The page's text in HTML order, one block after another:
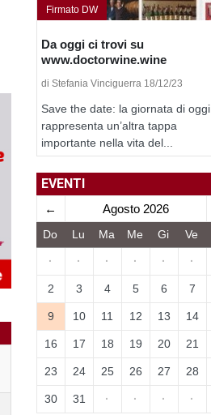
Firmato DW
Da oggi ci trovi su
www.doctorwine.wine
di Stefania Vinciguerra 18/12/23
Save the date: la giornata di oggi
rappresenta un’altra tappa
importante nella vita del...
EVENTI
← Agosto 2026
Do Lu Ma Me Gi Ve
· · · · · ·
2 3 4 5 6 7
9 10 11 12 13 14
16 17 18 19 20 21
23 24 25 26 27 28
30 31 · · · ·